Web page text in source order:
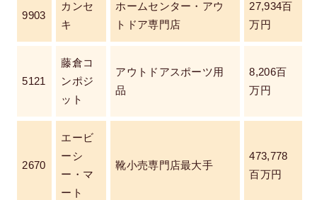
9903
カンセ
キ
ホームセンター・アウ
トドア専門店
27,934百
万円
5121
藤倉コ
ンポジ
ット
アウトドアスポーツ用
品
8,206百
万円
2670
エービ
ーシ
ー・マ
ート
靴小売専門店最大手
473,778
百万円